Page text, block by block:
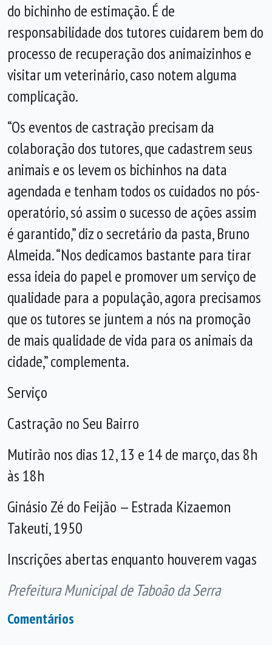
do bichinho de estimação. É de
responsabilidade dos tutores cuidarem bem do
processo de recuperação dos animaizinhos e
visitar um veterinário, caso notem alguma
complicação.
“Os eventos de castração precisam da
colaboração dos tutores, que cadastrem seus
animais e os levem os bichinhos na data
agendada e tenham todos os cuidados no pós-
operatório, só assim o sucesso de ações assim
é garantido,” diz o secretário da pasta, Bruno
Almeida. “Nos dedicamos bastante para tirar
essa ideia do papel e promover um serviço de
qualidade para a população, agora precisamos
que os tutores se juntem a nós na promoção
de mais qualidade de vida para os animais da
cidade,” complementa.
Serviço
Castração no Seu Bairro
Mutirão nos dias 12, 13 e 14 de março, das 8h
às 18h
Ginásio Zé do Feijão — Estrada Kizaemon
Takeuti, 1950
Inscrições abertas enquanto houverem vagas
Prefeitura Municipal de Taboão da Serra
Comentários